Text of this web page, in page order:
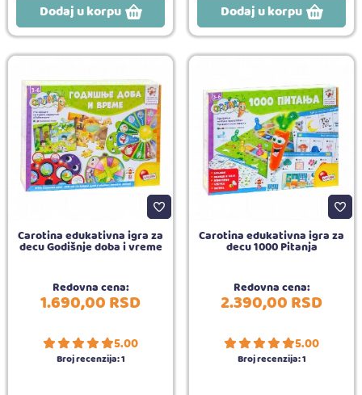
Dodaj u korpu Dodaj u korpu
Carotina edukativna igra za
decu Godišnje doba i vreme
Redovna cena:
1.690,00RSD
5.00
Broj recenzija:1
Carotina edukativna igra za
decu 1000 Pitanja
Redovna cena:
2.390,00RSD
5.00
Broj recenzija:1